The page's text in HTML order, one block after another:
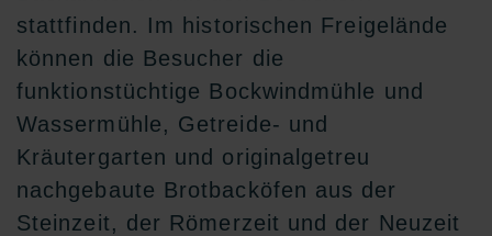
stattfinden. Im historischen Freigelände
können die Besucher die
funktionstüchtige Bockwindmühle und
Wassermühle, Getreide- und
Kräutergarten und originalgetreu
nachgebaute Brotbacköfen aus der
Steinzeit, der Römerzeit und der Neuzeit